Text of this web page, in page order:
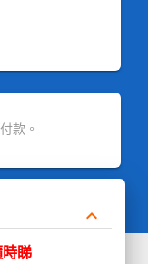
付款。
keyboard_arrow_down
睇